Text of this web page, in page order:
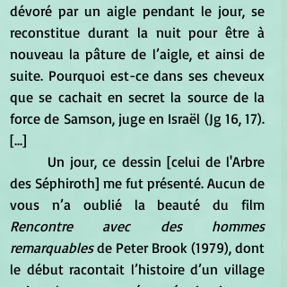
dévoré par un aigle pendant le jour, se
reconstitue durant la nuit pour être à
nouveau la pâture de l’aigle, et ainsi de
suite. Pourquoi est-ce dans ses cheveux
que se cachait en secret la source de la
force de Samson, juge en Israël (Jg 16, 17).
[...]
des Séphiroth] me fut présenté. Aucun de
Rencontre avec des hommes
remarquables de Peter Brook (1979), dont
le début racontait l’histoire d’un village